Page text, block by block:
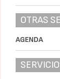
OTRAS
AGENDA